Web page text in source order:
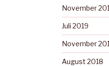
November
Juli 2019
November
August 2018